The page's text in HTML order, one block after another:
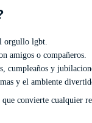
orgullo lgbt.
amigos o compañeros.
cumpleaños y
y el ambiente
convierte cualquier